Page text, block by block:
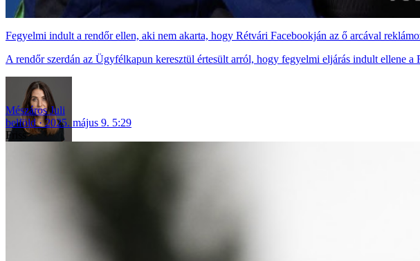
Fegyelmi indult a rendőr ellen, aki nem akarta, hogy Rétvári Facebookján az ő arcával
A rendőr szerdán az Ügyfélkapun keresztül értesült arról, hogy fegyelmi eljárás indult ellene a
Mészáros Juli
belföld
2025. május 9. 5:29
Friss